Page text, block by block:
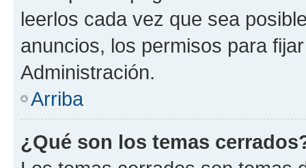
leerlos cada vez que sea
anuncios, los permisos para
Administración.
Arriba
¿Qué son los temas